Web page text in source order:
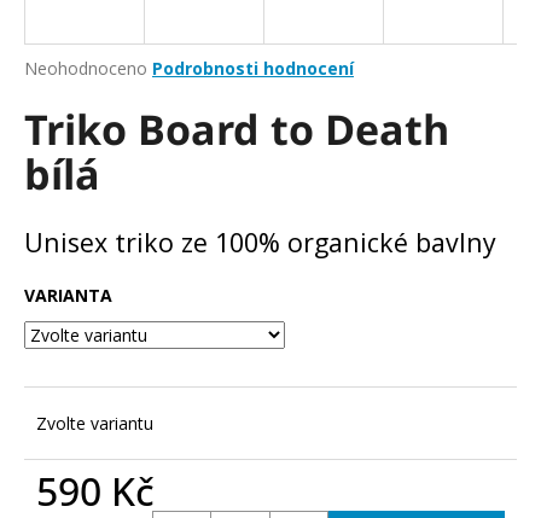
Průměrné
produktu
0,0
hvězdiček.
Neohodnoceno Podrobnosti hodnocení
Triko Board to Death
bílá
Unisex triko ze 100% organické bavlny
VARIANTA
Zvolte variantu
590 Kč
j
t
?
D
o
p
o